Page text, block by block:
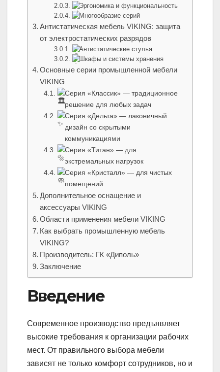
Эргономика и функциональность
Многообразие серий
Антистатическая мебель VIKING: защита
от электростатических разрядов
Антистатические стулья
Шкафы и системы хранения
Основные серии промышленной мебели
VIKING
Серия «Классик» — традиционное
решение для любых задач
Серия «Дельта» — лаконичный
дизайн со скрытыми
коммуникациями
Серия «Титан» — для
экстремальных нагрузок
Серия «Кристалл» — для чистых
помещений
Дополнительное оснащение и
аксессуары VIKING
Области применения мебели VIKING
Как выбрать промышленную мебель
VIKING?
Производитель: ГК «Диполь»
Заключение
Введение
Современное производство предъявляет
высокие требования к организации рабочих
мест. От правильного выбора мебели
зависят не только комфорт сотрудников, но и